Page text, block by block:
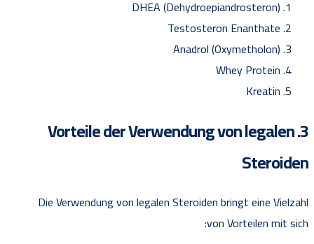
DHEA (Dehydroepiandrosteron)
Testosteron Enanthate
Anadrol (Oxymetholon)
Whey Protein
Kreatin
3. Vorteile der Verwendung von legalen
Steroiden
Die Verwendung von legalen Steroiden bringt eine Vielzahl
von Vorteilen mit sich: